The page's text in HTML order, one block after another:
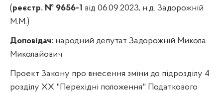
(реєстр. № 9656-1 від 06.09.2023, н.д. Задорожній
М.М.)
Доповідач: народний депутат Задорожній Микола
Миколайович
Проект Закону про внесення зміни до підрозділу 4
розділу XX "Перехідні положення" Податкового